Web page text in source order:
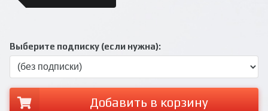
Выберите подписку (если нужна):
Добавить в корзину